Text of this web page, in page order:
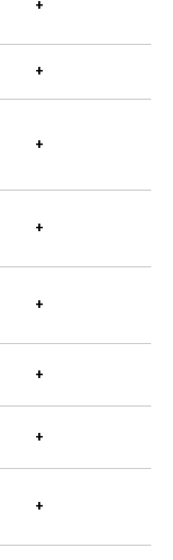
+
+
+
+
+
+
+
+